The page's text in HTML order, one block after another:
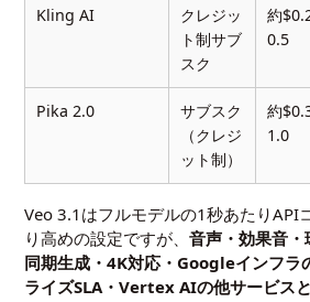
Kling AI
クレジッ
ト制サブ
スク
約
0.5
Pika 2.0
サブスク
（クレジ
ット制）
約
1.0
Veo 3.1はフルモデルの1秒あたりAPI
り高めの設定ですが、音声・効果音
同期生成・4K対応・Googleインフラ
ライズSLA・Vertex AIの他サービス